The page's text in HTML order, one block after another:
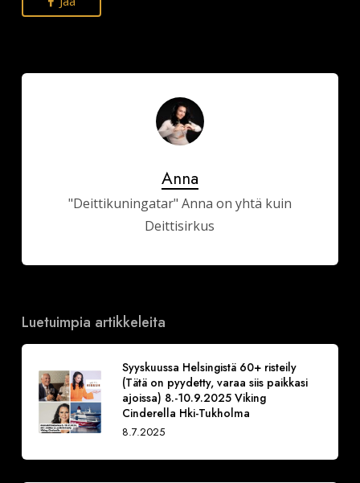
Anna
"Deittikuningatar" Anna on yhtä kuin
Deittisirkus
Luetuimpia artikkeleita
Syyskuussa Helsingistä 60+ risteily
(Tätä on pyydetty, varaa siis paikkasi
ajoissa) 8.-10.9.2025 Viking
Cinderella Hki-Tukholma
8.7.2025